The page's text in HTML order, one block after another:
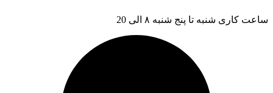
ساعت کاری شنبه تا پنج شنبه ۸ الی 20